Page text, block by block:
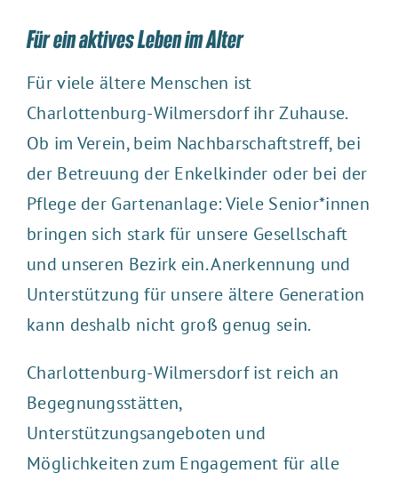
Für ein aktives Leben im Alter
Für viele ältere Menschen ist
Charlottenburg-Wilmersdorf ihr Zuhause.
Ob im Verein, beim Nachbarschaftstreff, bei
der Betreuung der Enkelkinder oder bei der
Pflege der Gartenanlage: Viele Senior*innen
bringen sich stark für unsere Gesellschaft
und unseren Bezirk ein. Anerkennung und
Unterstützung für unsere ältere Generation
kann deshalb nicht groß genug sein.
Charlottenburg-Wilmersdorf ist reich an
Begegnungsstätten,
Unterstützungsangeboten und
Möglichkeiten zum Engagement für alle